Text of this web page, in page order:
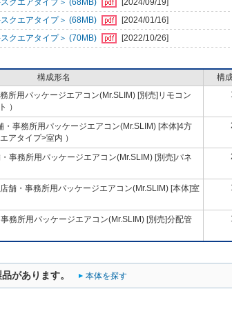
クエアタイプ＞ (68MB)
[2024/09/19]
クエアタイプ＞ (68MB)
[2024/01/16]
クエアタイプ＞ (70MB)
[2022/10/26]
構成形名
構
所用パッケージエアコン(Mr.SLIM) [別売]リモコン
）
・事務所用パッケージエアコン(Mr.SLIM) [本体]4方
アタイプ>室内 ）
・事務所用パッケージエアコン(Mr.SLIM) [別売]パネ
店舗・事務所用パッケージエアコン(Mr.SLIM) [本体]室
事務所用パッケージエアコン(Mr.SLIM) [別売]分配管
があります。 本体を探す